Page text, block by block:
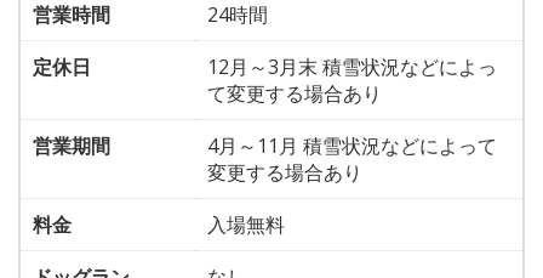
営業時間
24時間
定休日
12月～3月末 積雪状況などによっ
て変更する場合あり
営業期間
4月～11月 積雪状況などによって
変更する場合あり
料金
入場無料